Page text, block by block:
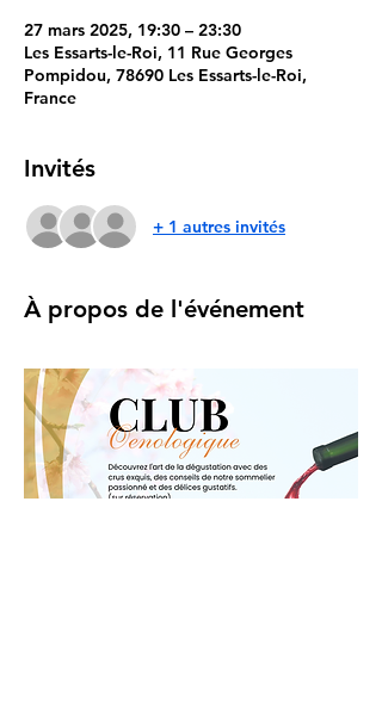
27 mars 2025, 19:30 – 23:30
Les Essarts-le-Roi, 11 Rue Georges
Pompidou, 78690 Les Essarts-le-Roi,
France
Invités
+ 1 autres invités
À propos de l'événement